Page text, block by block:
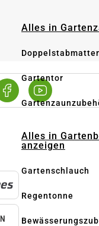
Alles in
Gartentor
Alles in
anzeigen
Gartenschlauch
Regentonne